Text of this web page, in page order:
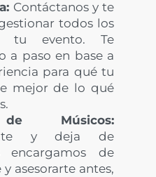
Contáctanos y te
todos los
tu evento. Te
a paso en base a
para qué tu
mejor de lo qué
Músicos:
y deja de
encargamos de
asesorarte antes,